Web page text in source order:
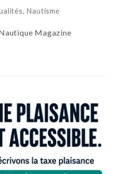
, Nautisme
Magazine